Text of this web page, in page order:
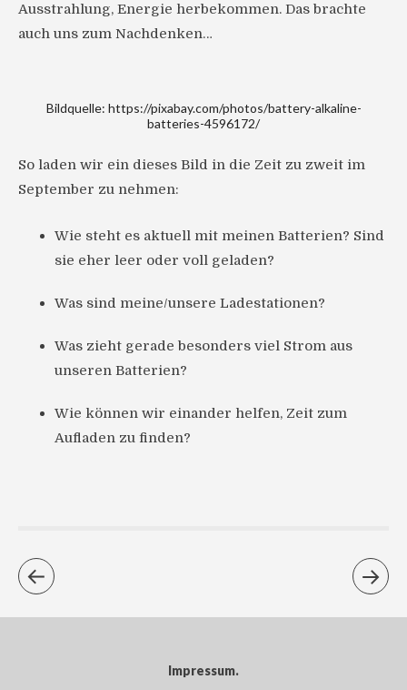
Ausstrahlung, Energie herbekommen. Das brachte
auch uns zum Nachdenken…
Bildquelle: https://pixabay.com/photos/battery-alkaline-
batteries-4596172/
So laden wir ein dieses Bild in die Zeit zu zweit im
September zu nehmen:
Wie steht es aktuell mit meinen Batterien? Sind
sie eher leer oder voll geladen?
Was sind meine/unsere Ladestationen?
Was zieht gerade besonders viel Strom aus
unseren Batterien?
Wie können wir einander helfen, Zeit zum
Aufladen zu finden?
Impressum